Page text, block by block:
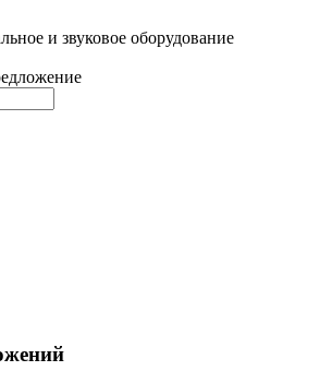
и звуковое оборудование